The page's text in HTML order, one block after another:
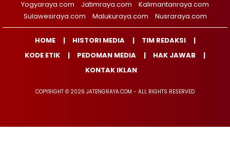
Yogyaraya.com
Jatimraya.com
Kalimantanraya.com
Sulawesiraya.com
Malukuraya.com Nusraraya.com
HOME HISTORI MEDIA
TIM REDAKSI
KODE ETIK
PEDOMAN MEDIA
HAK JAWAB
KONTAK IKLAN
COPYRIGHT © 2026 JATENGRAYA.COM - ALL RIGHTS RESERVED